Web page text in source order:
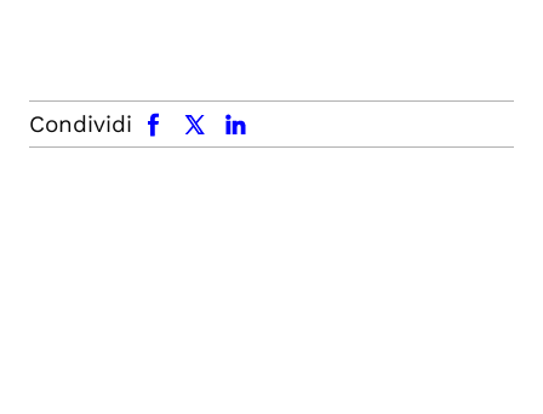
Condividi
facebook x.com linkedin